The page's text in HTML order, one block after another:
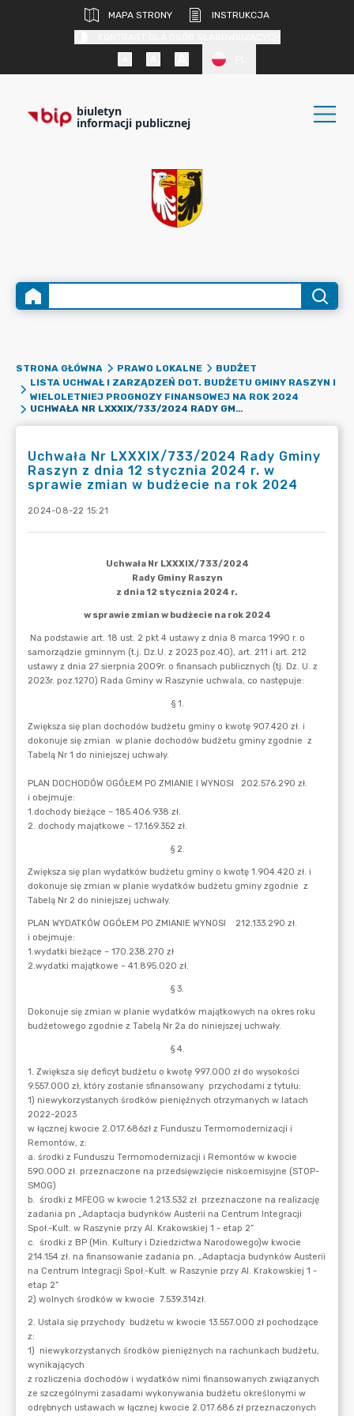
MAPA STRONY
INSTRUKCJA
biuletyn
informacji publicznej
STRONA GŁÓWNA PRAWO LOKALNE
BUDŻET
LISTA UCHWAŁ I ZARZĄDZEŃ DOT. BUDŻETU GMINY RASZYN I
WIELOLETNIEJ PROGNOZY FINANSOWEJ NA ROK 2024
UCHWAŁA NR LXXXIX/733/2024 RADY GMINY RASZYN Z DNIA 12 STYCZNIA 2024 R. W SPRAWIE ZMIAN W BUDŻECIE NA ROK 2024
Uchwała Nr LXXXIX/733/2024 Rady Gminy
Raszyn z dnia 12 stycznia 2024 r. w
sprawie zmian w budżecie na rok 2024
2024-08-22 15:21